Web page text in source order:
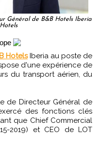
Général de B&B Hotels Iberia
HotelsIberia au poste de
d'une expérience de
du transport aérien, du
de Directeur Général de
des fonctions clés
que Chief Commercial
2019) et CEO de LOT